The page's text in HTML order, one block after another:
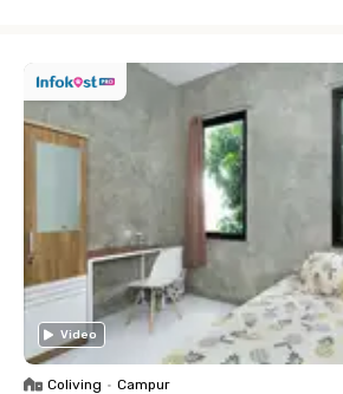
Video
Coliving • Campur